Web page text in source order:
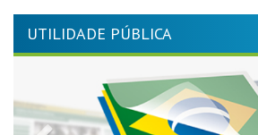
UTILIDADE PÚBLICA